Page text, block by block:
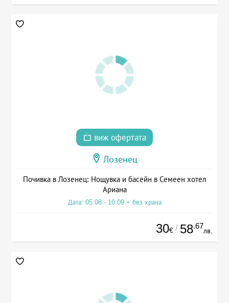
виж офертата
Лозенец
Почивка в Лозенец: Нощувка и басейн в Семеен хотел
Ариана
Дата: 05.08 - 10.09 + без храна
30€ / 58.67
лв.